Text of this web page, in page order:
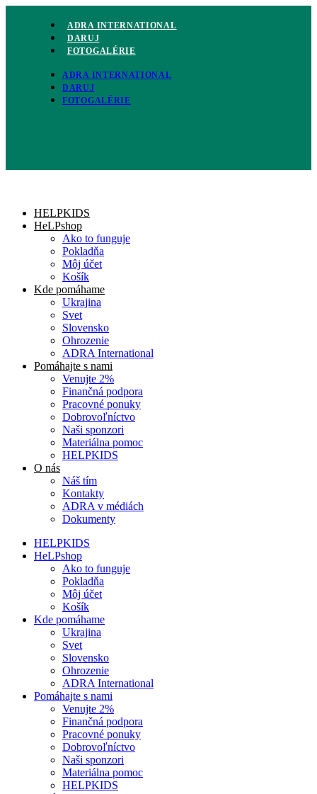
ADRA INTERNATIONAL
DARUJ
FOTOGALÉRIE
ADRA INTERNATIONAL
DARUJ
FOTOGALÉRIE
HELPKIDS
HeLPshop
Ako to funguje
Pokladňa
Môj účet
Košík
Kde pomáhame
Ukrajina
Svet
Slovensko
Ohrozenie
ADRA International
Pomáhajte s nami
Venujte 2%
Finančná podpora
Pracovné ponuky
Dobrovoľníctvo
Naši sponzori
Materiálna pomoc
HELPKIDS
O nás
Náš tím
Kontakty
ADRA v médiách
Dokumenty
HELPKIDS
HeLPshop
Ako to funguje
Pokladňa
Môj účet
Košík
Kde pomáhame
Ukrajina
Svet
Slovensko
Ohrozenie
ADRA International
Pomáhajte s nami
Venujte 2%
Finančná podpora
Pracovné ponuky
Dobrovoľníctvo
Naši sponzori
Materiálna pomoc
HELPKIDS